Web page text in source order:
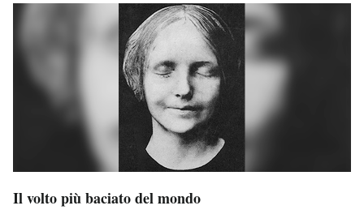
Il volto più baciato del mondo